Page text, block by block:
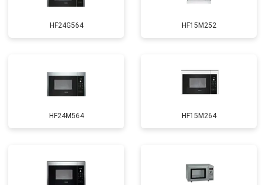
HF24G564 HF15M252
HF24M564 HF15M264